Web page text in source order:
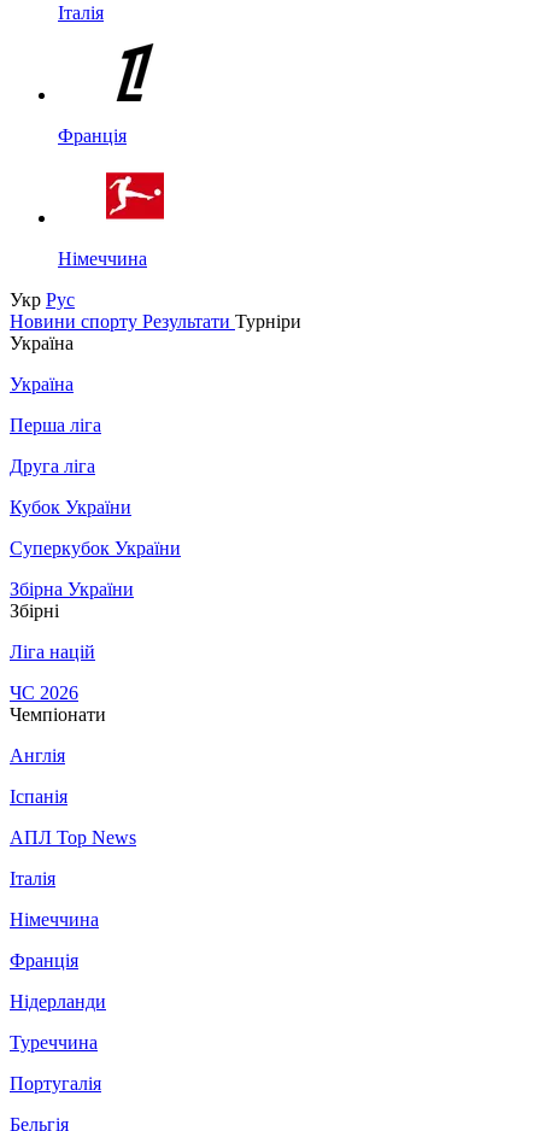
Італія
Франція
Німеччина
Укр Рус
Новини спорту Результати Турніри
Україна
Україна
Перша ліга
Друга ліга
Кубок України
Суперкубок України
Збірна України
Збірні
Ліга націй
ЧС 2026
Чемпіонати
Англія
Іспанія
АПЛ Top News
Італія
Німеччина
Франція
Нідерланди
Туреччина
Португалія
Бельгія